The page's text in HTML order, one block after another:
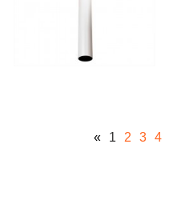
« 1 2 3 4